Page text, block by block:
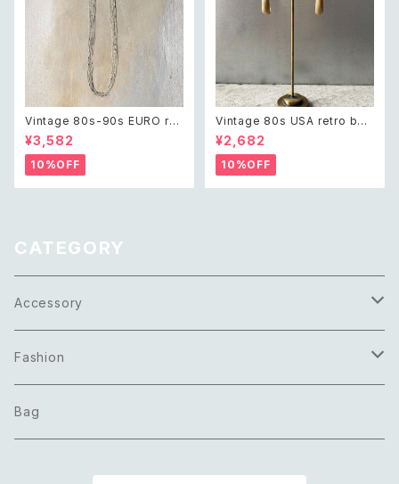
Vintage 80s-90s EURO ret
ro design chain long neckl
ace レトロ ユーロ ヴィンテー
ジ アクセサリー シルバー デザ
イン チェーン 10連 ロング ネッ
クレス
¥3,582
10%OFF
Vintage 80s USA retro bei
ge enamel hoop pierce レ
トロ アメリカ ヴィンテージ アク
セサリー ベージュ エナメル フ
ープ ピアス
¥2,682
10%OFF
CATEGORY
Accessory
Necklace
Pierce
Fashion
Tops
Bag